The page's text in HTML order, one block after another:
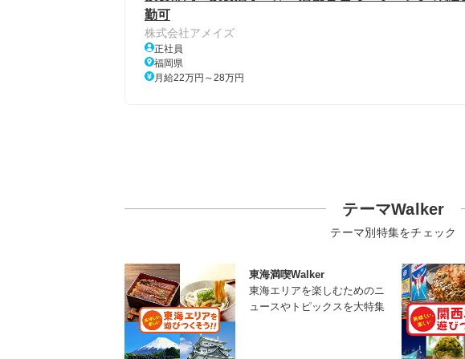
勤可
株式会社アメイズ
正社員
福岡県
月給22万円～28万円
テーマWalker
テーマ別特集をチェック
東海満喫Walker
東海エリアを楽しむためのニ
ュースやトピックスを大特集